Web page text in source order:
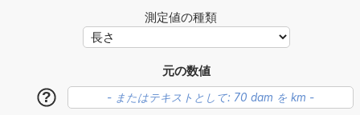
測定値の種類
元の数値
?